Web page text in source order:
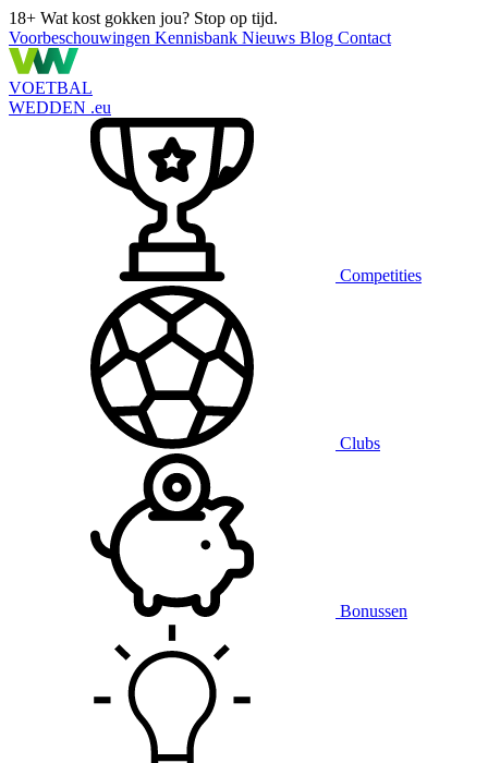
18+ Wat kost gokken jou? Stop op tijd.
Voorbeschouwingen Kennisbank Nieuws Blog Contact
VOETBAL
WEDDEN .eu
Competities
Clubs
Bonussen